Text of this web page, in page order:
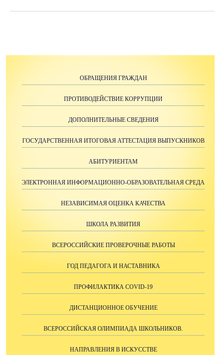
ОБРАЩЕНИЯ ГРАЖДАН
ПРОТИВОДЕЙСТВИЕ КОРРУПЦИИ
ДОПОЛНИТЕЛЬНЫЕ СВЕДЕНИЯ
ГОСУДАРСТВЕННАЯ ИТОГОВАЯ АТТЕСТАЦИЯ ВЫПУСКНИКОВ
АБИТУРИЕНТАМ
ЭЛЕКТРОННАЯ ИНФОРМАЦИОННО-ОБРАЗОВАТЕЛЬНАЯ СРЕДА
НЕЗАВИСИМАЯ ОЦЕНКА КАЧЕСТВА
ШКОЛА РАЗВИТИЯ
ВСЕРОССИЙСКИЕ ПРОВЕРОЧНЫЕ РАБОТЫ
ГОД ПЕДАГОГА И НАСТАВНИКА
ПРОФИЛАКТИКА COVID-19
ДИСТАНЦИОННОЕ ОБУЧЕНИЕ
ВСЕРОССИЙСКАЯ ОЛИМПИАДА ШКОЛЬНИКОВ.
НАПРАВЛЕНИЯ В ИСКУССТВЕ